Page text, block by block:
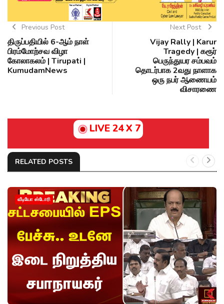
Previous Post
திருப்பதியில் 6-ஆம் நாள்
பிரம்மோற்சவ விழா
கோலாகலம் | Tirupati |
KumudamNews
Next Post
Vijay Rally | Karur
Tragedy | கரூர்
பெருந்துயர சம்பவம்
தொடர்பாக 2வது நாளாக
ஒரு நபர் ஆணையம்
விசாரணை
LIVE 24 X 7
RELATED POSTS
வீடியோ ஸ்டோரி